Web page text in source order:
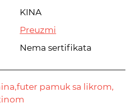
KINA
Preuzmi
Nema sertifikata
futer pamuk sa likrom,